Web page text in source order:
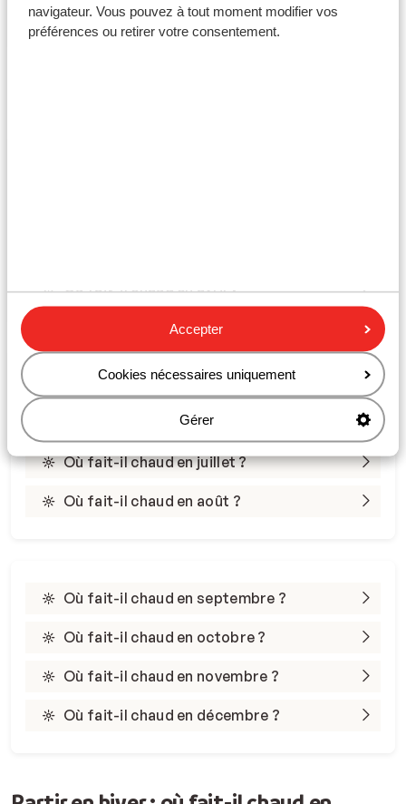
navigateur. Vous pouvez à tout moment modifier vos
préférences ou retirer votre consentement.
Accepter
Cookies nécessaires uniquement
Gérer
Tous les aéroports
Où fait-il chaud en avril ?
Où fait-il chaud en mai ?
Où fait-il chaud en juin ?
Où fait-il chaud en juillet ?
Où fait-il chaud en août ?
Où fait-il chaud en septembre ?
Où fait-il chaud en octobre ?
Où fait-il chaud en novembre ?
Où fait-il chaud en décembre ?